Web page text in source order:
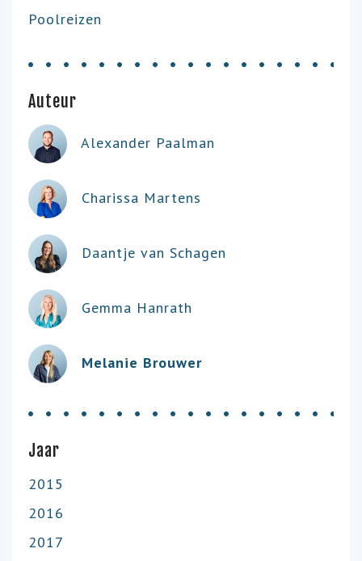
Poolreizen
Auteur
Alexander Paalman
Charissa Martens
Daantje van Schagen
Gemma Hanrath
Melanie Brouwer
Jaar
2015
2016
2017